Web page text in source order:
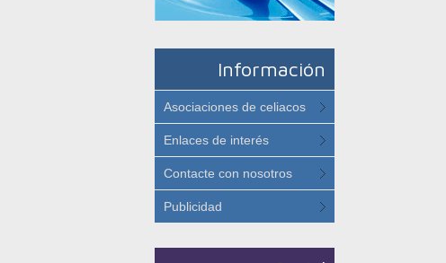
Información
Asociaciones de celiacos
Enlaces de interés
Contacte con nosotros
Publicidad